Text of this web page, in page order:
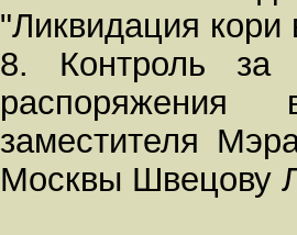
"Ликвидация кори
8. Контроль за
распоряжения
заместителя
Москвы Швецову